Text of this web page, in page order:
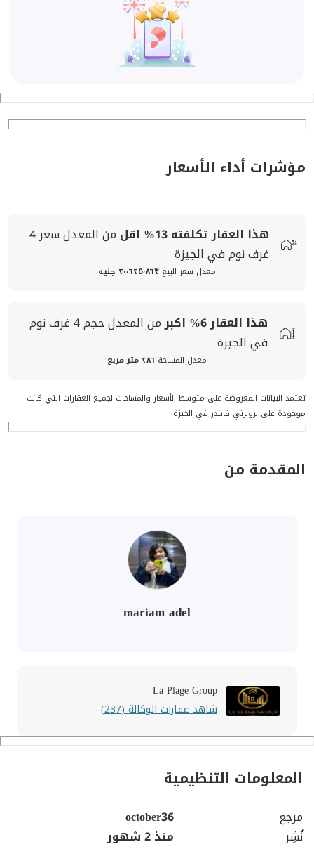
شهور عقب إخراج الأثاث الخاص بي لتتسلمه
مؤشرات أداء الأسعار
هذا العقار تكلفته13% اقل من المعدلسعر4
غرف نوم في الجيزة
معدل سعر البيع٢٠٬٦٢٥٬٨٦٣ جنيه
هذا العقار6% اكبر من المعدل حجم 4 غرف نوم
في الجيزة
معدل المساحة ٢٨٦ متر مربع
تعتمد البيانات المعروضة على متوسط الأسعار والمساحات لجميع العقارات التي كانت
موجودة على بروبرتي فايندر في الجيزة
المقدمة من
mariam adel
La Plage Group
شاهد عقارات الوكالة (237)
المعلومات التنظيمية
مرجع
october36
نُشِر
منذ 2 شهور